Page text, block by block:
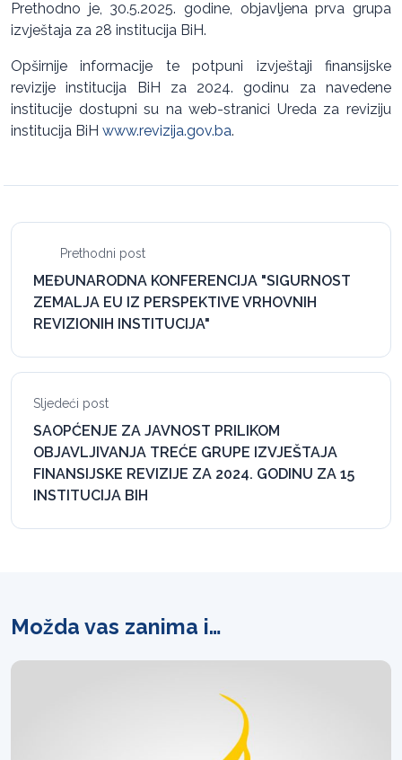
Prethodno je, 30.5.2025. godine, objavljena prva grupa
izvještaja za 28 institucija BiH.
Opširnije informacije te potpuni izvještaji finansijske
revizije institucija BiH za 2024. godinu za navedene
institucije dostupni su na web-stranici Ureda za reviziju
institucija BiH www.revizija.gov.ba.
Prethodni post
MEĐUNARODNA KONFERENCIJA "SIGURNOST
ZEMALJA EU IZ PERSPEKTIVE VRHOVNIH
REVIZIONIH INSTITUCIJA"
Sljedeći post
SAOPĆENJE ZA JAVNOST PRILIKOM
OBJAVLJIVANJA TREĆE GRUPE IZVJEŠTAJA
FINANSIJSKE REVIZIJE ZA 2024. GODINU ZA 15
INSTITUCIJA BIH
Možda vas zanima i…